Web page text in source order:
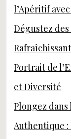
l’Apéritif
Dégustez
Portrait de
et Diversité
Plongez dans
Authentique :